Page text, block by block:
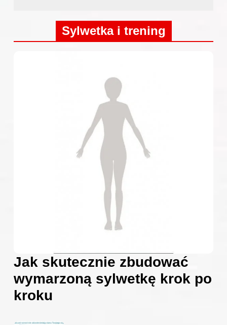
Sylwetka i trening
Jak skutecznie zbudować
wymarzoną sylwetkę krok po
kroku